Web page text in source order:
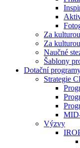
Za
Za
Naučné
Šablony
Dotační
Strategie
Výzvy